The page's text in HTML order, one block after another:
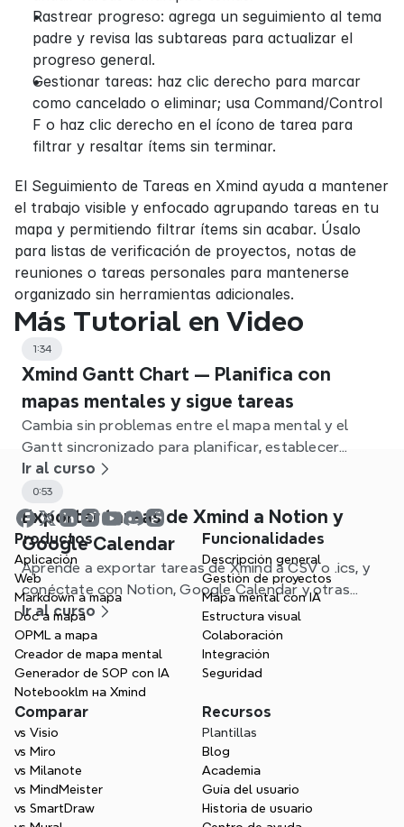
Rastrear progreso: agrega un seguimiento al tema
padre y revisa las subtareas para actualizar el
progreso general.
Gestionar tareas: haz clic derecho para marcar
como cancelado o eliminar; usa Command/Control
F o haz clic derecho en el ícono de tarea para
filtrar y resaltar ítems sin terminar.
El Seguimiento de Tareas en Xmind ayuda a mantener
el trabajo visible y enfocado agrupando tareas en tu
mapa y permitiendo filtrar ítems sin acabar. Úsalo
para listas de verificación de proyectos, notas de
reuniones o tareas personales para mantenerse
organizado sin herramientas adicionales.
Más Tutorial en Video
1:34
Xmind Gantt Chart — Planifica con
mapas mentales y sigue tareas
Cambia sin problemas entre el mapa mental y el
Gantt sincronizado para planificar, establecer
dependencias y seguir proyectos en Xmind.
Ir al curso
0:53
Exportar tareas de Xmind a Notion y
Google Calendar
Aprende a exportar tareas de Xmind a CSV o .ics, y
conéctate con Notion, Google Calendar y otras
aplicaciones para optimizar tu flujo de trabajo.
Ir al curso
Productos
Aplicación
Web
Markdown a mapa
Doc a mapa
OPML a mapa
Creador de mapa mental
Generador de SOP con IA
Notebooklm на Xmind
Funcionalidades
Descripción general
Gestión de proyectos
Mapa mental con IA
Estructura visual
Colaboración
Integración
Seguridad
Comparar
vs Visio
vs Miro
vs Milanote
vs MindMeister
vs SmartDraw
Recursos
Plantillas
Blog
Academia
Guía del usuario
Historia de usuario